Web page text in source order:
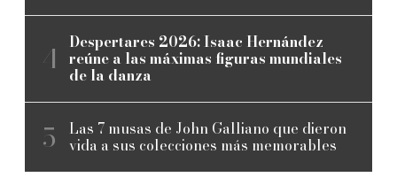
Despertares 2026: Isaac Hernández
reúne a las máximas figuras mundiales
de la danza
Las 7 musas de John Galliano que dieron
vida a sus colecciones más memorables